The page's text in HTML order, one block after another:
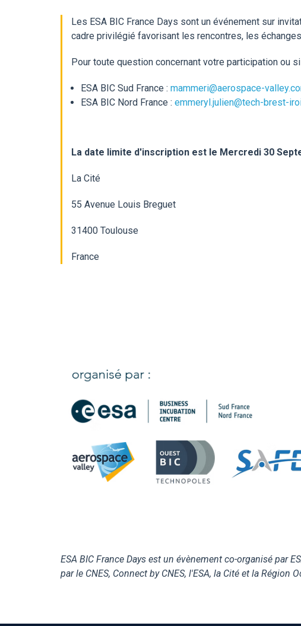
Les ESA BIC France Days sont un événement sur
cadre privilégié favorisant les rencontres, les
Pour toute question concernant votre participation ou
ESA BIC Sud France : mammeri@aerospace-
ESA BIC Nord France : emmeryl.julien@tech-brest-
La date limite d'inscription est le Mercredi 30
La Cité
55 Avenue Louis Breguet
31400 Toulouse
France
ESA BIC France Days est un évènement co-organisé par
par le CNES, Connect by CNES, l'ESA, la Cité et la Région